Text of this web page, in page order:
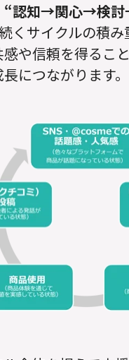
“認知→関心→検
くサイクルの積み
や信頼を得ること
につながります。